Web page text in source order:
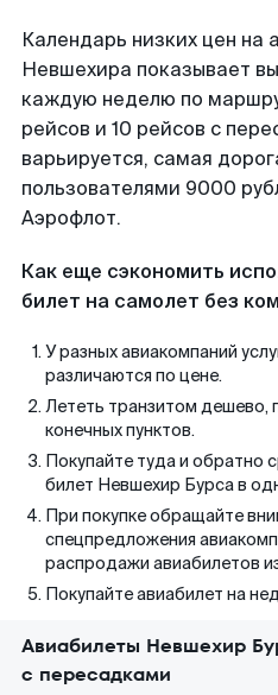
Календарь низких цен на
Невшехира показывает
каждую неделю по
рейсов и 10 рейсов с
варьируется, самая
пользователями 9000
Аэрофлот.
Как еще сэкономить
билет на самолет без
У разных авиакомпаний
различаются по цене.
Лететь транзитом дешево,
конечных пунктов.
Покупайте туда и обратно
билет Невшехир Бурса в
При покупке обращайте
спецпредложения
распродажи авиабилетов
Покупайте авиабилет на
Авиабилеты Невшехир
с пересадками